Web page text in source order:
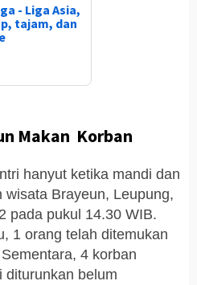
- Liga Asia,
tajam, dan
Makan Korban
hanyut ketika mandi dan
wisata Brayeun, Leupung,
pada pukul 14.30 WIB.
1 orang telah ditemukan
4 korban
diturunkan belum